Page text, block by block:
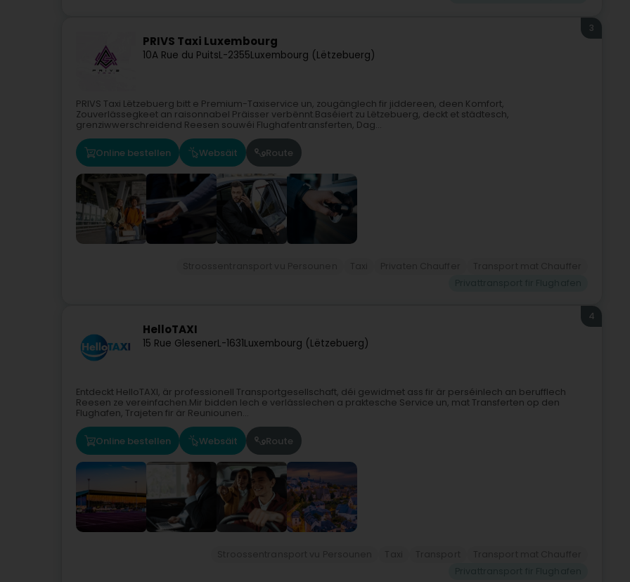
PRIVS Taxi Luxembourg
10A Rue du PuitsL-2355Luxembourg (Lëtzebuerg)
3
PRIVS Taxi Lëtzebuerg bitt e Premium-Taxiservice un, zougänglech fir jiddereen, deen Komfort,
Zouverlässegkeet an raisonnabel Präisser verbënnt.Baséiert zu Lëtzebuerg, deckt et städtesch,
grenziwwerschreidend Reesen souwéi Flughafentransferten, Dag...
Online bestellen Websäit Route
HelloTAXI
15 Rue GlesenerL-1631Luxembourg (Lëtzebuerg)
4
Entdeckt HelloTAXI, är professionell Transportgesellschaft, déi gewidmet ass fir är perséinlech an berufflech
Reesen ze vereinfachen.Mir bidden Iech e verlässlechen a praktesche Service un, mat Transferten op den
Flughafen, Trajeten fir är Reuniounen...
Online bestellen Websäit Route